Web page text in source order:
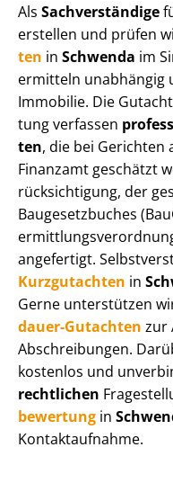
Als Sachverständige
erstellen und prüfen
ten in Schwenda im
ermitteln unabhängig
Immobilie. Die
tung verfassen
ten, die bei Gerichten
Finanzamt geschätzt
rück­sich­ti­gung, der
Baugesetzbuches
angefertigt.
Kurzgutachten in
Gerne unterstützen
dau­er-Gutachten zur
Abschreibungen.
kostenlos und
rechtlichen
be­wer­tung in
Kontaktaufnahme.